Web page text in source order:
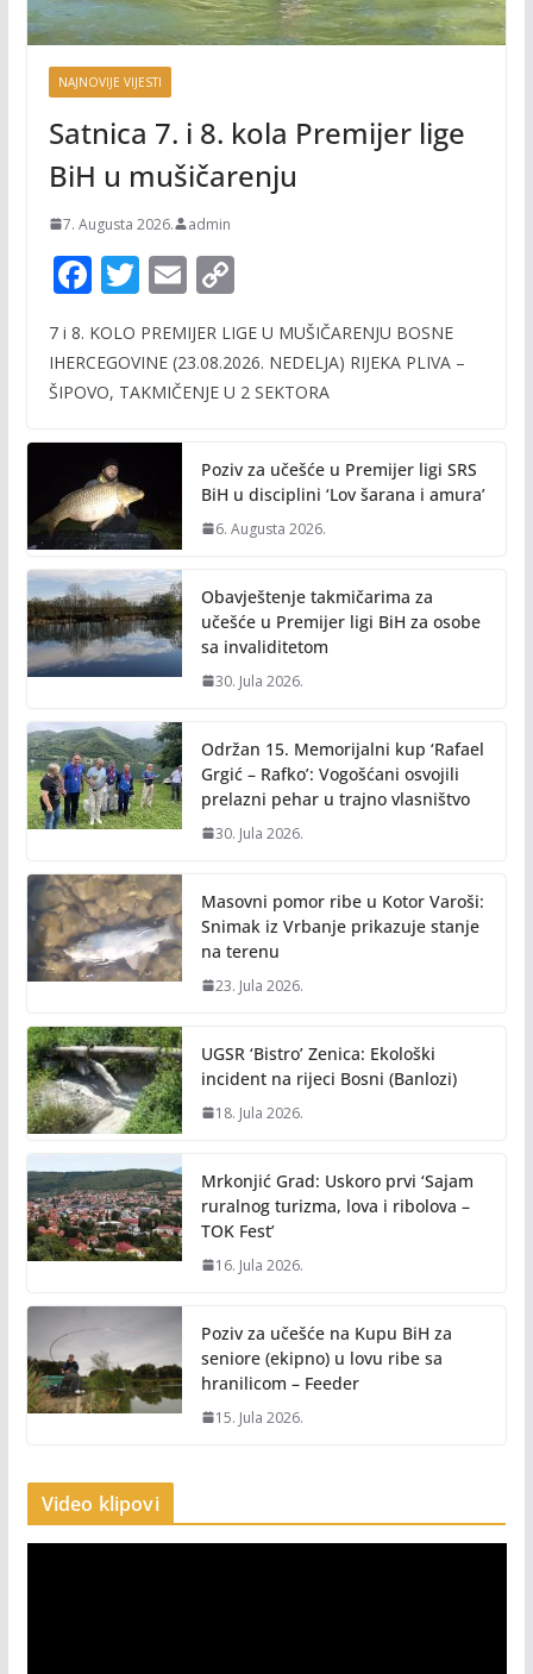
NAJNOVIJE VIJESTI
Satnica 7. i 8. kola Premijer lige
BiH u mušičarenju
7. Augusta 2026. admin
F
e
b
o
k
T
itt
er
E
ai
l
C
p
y
n
k
7 i 8. KOLO PREMIJER LIGE U MUŠIČARENJU BOSNE
IHERCEGOVINE (23.08.2026. NEDELJA) RIJEKA PLIVA –
ŠIPOVO, TAKMIČENJE U 2 SEKTORA
Poziv za učešće u Premijer ligi SRS
BiH u disciplini ‘Lov šarana i amura’
6. Augusta 2026.
Obavještenje takmičarima za
učešće u Premijer ligi BiH za osobe
sa invaliditetom
30. Jula 2026.
Održan 15. Memorijalni kup ‘Rafael
Grgić – Rafko’: Vogošćani osvojili
prelazni pehar u trajno vlasništvo
30. Jula 2026.
Masovni pomor ribe u Kotor Varoši:
Snimak iz Vrbanje prikazuje stanje
na terenu
23. Jula 2026.
UGSR ‘Bistro’ Zenica: Ekološki
incident na rijeci Bosni (Banlozi)
18. Jula 2026.
Mrkonjić Grad: Uskoro prvi ‘Sajam
ruralnog turizma, lova i ribolova –
TOK Fest’
16. Jula 2026.
Poziv za učešće na Kupu BiH za
seniore (ekipno) u lovu ribe sa
hranilicom – Feeder
15. Jula 2026.
Video klipovi